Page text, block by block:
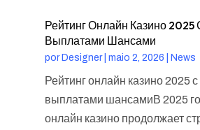
Рейтинг Онлайн Казино
Выплатами Шансами
por Designer| maio 2, 2026 News
Рейтинг онлайн казино 2025
выплатами шансамиВ 2025
онлайн казино продолжает